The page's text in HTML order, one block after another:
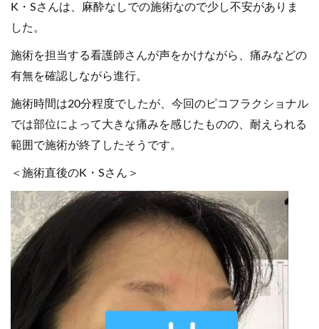
K・Sさんは、麻酔なしでの施術なので少し不安がありま
した。
施術を担当する看護師さんが声をかけながら、痛みなどの
有無を確認しながら進行。
施術時間は20分程度でしたが、今回のピコフラクショナル
では部位によって大きな痛みを感じたものの、耐えられる
範囲で施術が終了したそうです。
＜施術直後のK・Sさん＞